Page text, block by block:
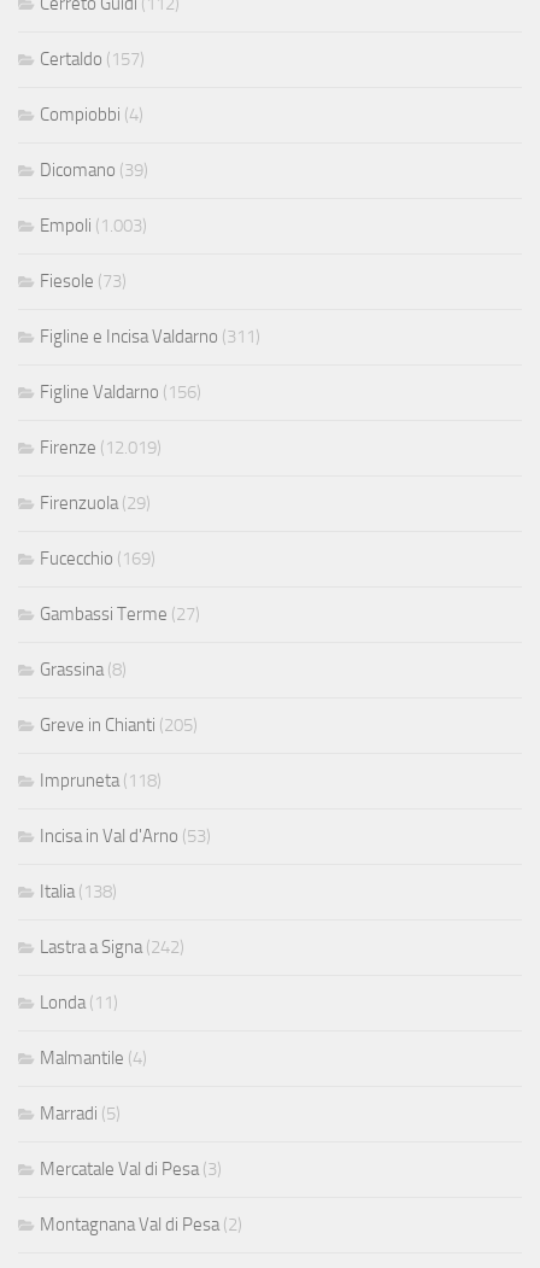
Certaldo (157)
Compiobbi (4)
Dicomano (39)
Empoli (1.003)
Fiesole (73)
Figline e Incisa Valdarno (311)
Figline Valdarno (156)
Firenze (12.019)
Firenzuola(29)
Fucecchio (169)
Gambassi Terme (27)
Grassina(8)
Greve in Chianti (205)
Impruneta(118)
Incisa in Val d'Arno (53)
Italia(138)
Lastra a Signa(242)
Londa(11)
Malmantile (4)
Marradi (5)
Mercatale Val di Pesa(3)
Montagnana Val di Pesa(2)